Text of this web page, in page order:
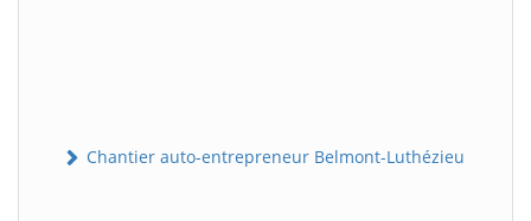
Chantier auto-entrepreneur Belmont-Luthézieu